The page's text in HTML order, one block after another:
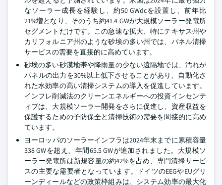
なソーラー成長を経験し、約50 GWdcを設置し、前年比
21%増となり、そのうち約41.4 GWが大規模ソーラー発電所
セグメントだけです。この急速な拡大、特にテキサス州や
カリフォルニア州のような砂埃の多い州では、パネル清掃
サービスの需要を直接的に高めています。
砂埃の多い砂漠地帯や降雨量の少ない遠隔地では、汚れが
パネルの出力を30%以上低下させることがあり、自動化さ
れた水効率の高い清掃システムの導入を促進しています。
インフレ削減法のクリーンエネルギーへの投資インセンテ
ィブは、大規模ソーラー開発をさらに促進し、資産収益を
保護するための予防保全と清掃技術の需要を間接的に高め
ています。
ヨーロッパのソーラーインフラは2024年末までに累積容量
338 GWを超え、年間65.5 GWが追加されました。大規模ソ
ーラー発電所は新規容量の約42%を占め、専門清掃サービ
スの主要な需要者となっています。ドイツのEEGやEUグリ
ーンディールなどの政策枠組みは、システム効率の最大化